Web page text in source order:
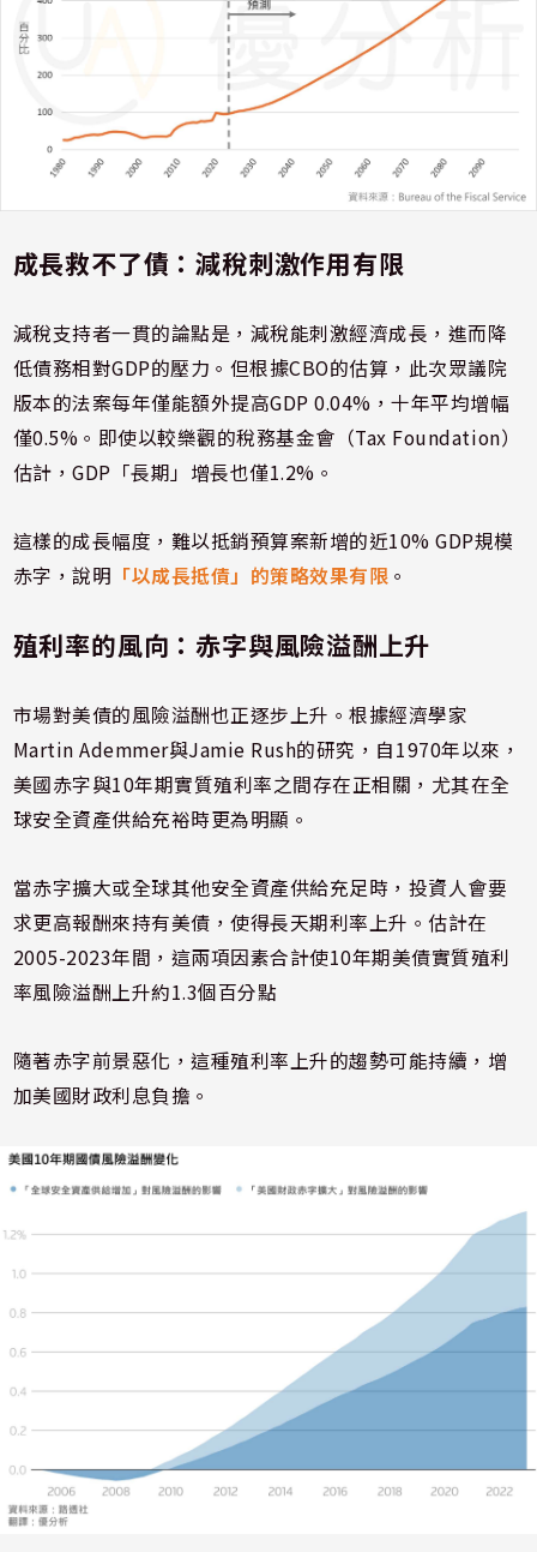
成長救不了債：減稅刺激作用有限
減稅支持者一貫的論點是，減稅能刺激經濟成長，進而降
低債務相對GDP的壓力。但根據CBO的估算，此次眾議院
版本的法案每年僅能額外提高GDP 0.04%，十年平均增幅
僅0.5%。即使以較樂觀的稅務基金會（Tax Foundation）
估計，GDP「長期」增長也僅1.2%。
這樣的成長幅度，難以抵銷預算案新增的近10% GDP規模
赤字，說明 「以成長抵債」的策略效果有限 。
殖利率的風向：赤字與風險溢酬上升
市場對美債的風險溢酬也正逐步上升。根據經濟學家
Martin Ademmer與Jamie Rush的研究，自1970年以來，
美國赤字與10年期實質殖利率之間存在正相關，尤其在全
球安全資產供給充裕時更為明顯。
當赤字擴大或全球其他安全資產供給充足時，投資人會要
求更高報酬來持有美債，使得長天期利率上升。估計在
2005-2023年間，這兩項因素合計使10年期美債實質殖利
率風險溢酬上升約1.3個百分點
隨著赤字前景惡化，這種殖利率上升的趨勢可能持續，增
加美國財政利息負擔。